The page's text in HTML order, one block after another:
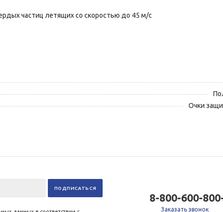
частиц летящих со скоростью до 45 м/с
Очки
8-800-600-
Заказать звонок